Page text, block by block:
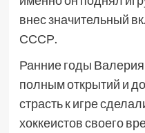
внес значительный
СССР.
Ранние годы
полным открытий и
страсть к игре
хоккеистов своего